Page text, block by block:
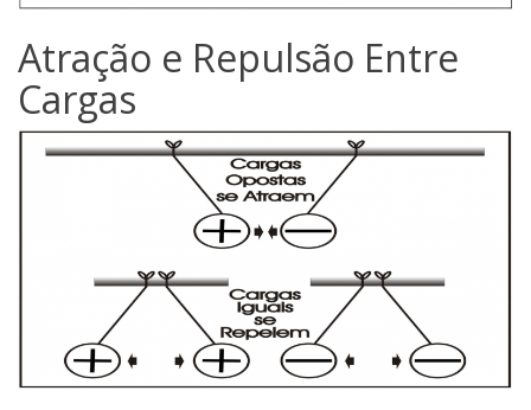
Atração e Repulsão Entre
Cargas